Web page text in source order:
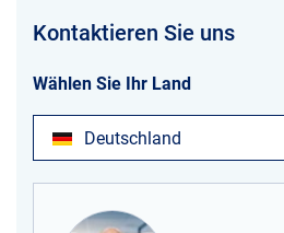
Kontaktieren Sie uns
Wählen Sie Ihr Land
Deutschland